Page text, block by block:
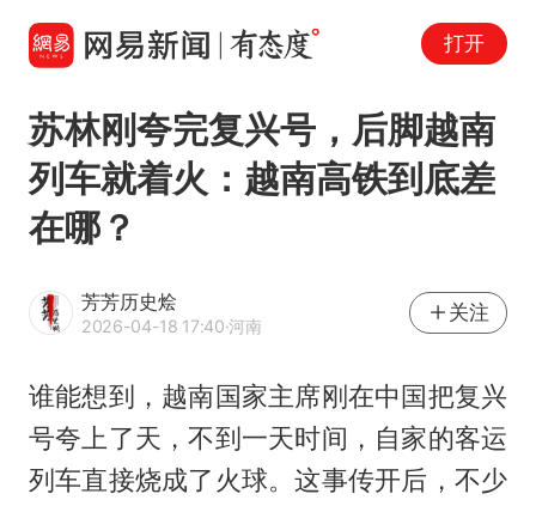
打开
苏林刚夸完复兴号，后脚越南
列车就着火：越南高铁到底差
在哪？
芳芳历史烩
2026-04-18 17:40·河南
关注
谁能想到，越南国家主席刚在中国把复兴
号夸上了天，不到一天时间，自家的客运
列车直接烧成了火球。这事传开后，不少